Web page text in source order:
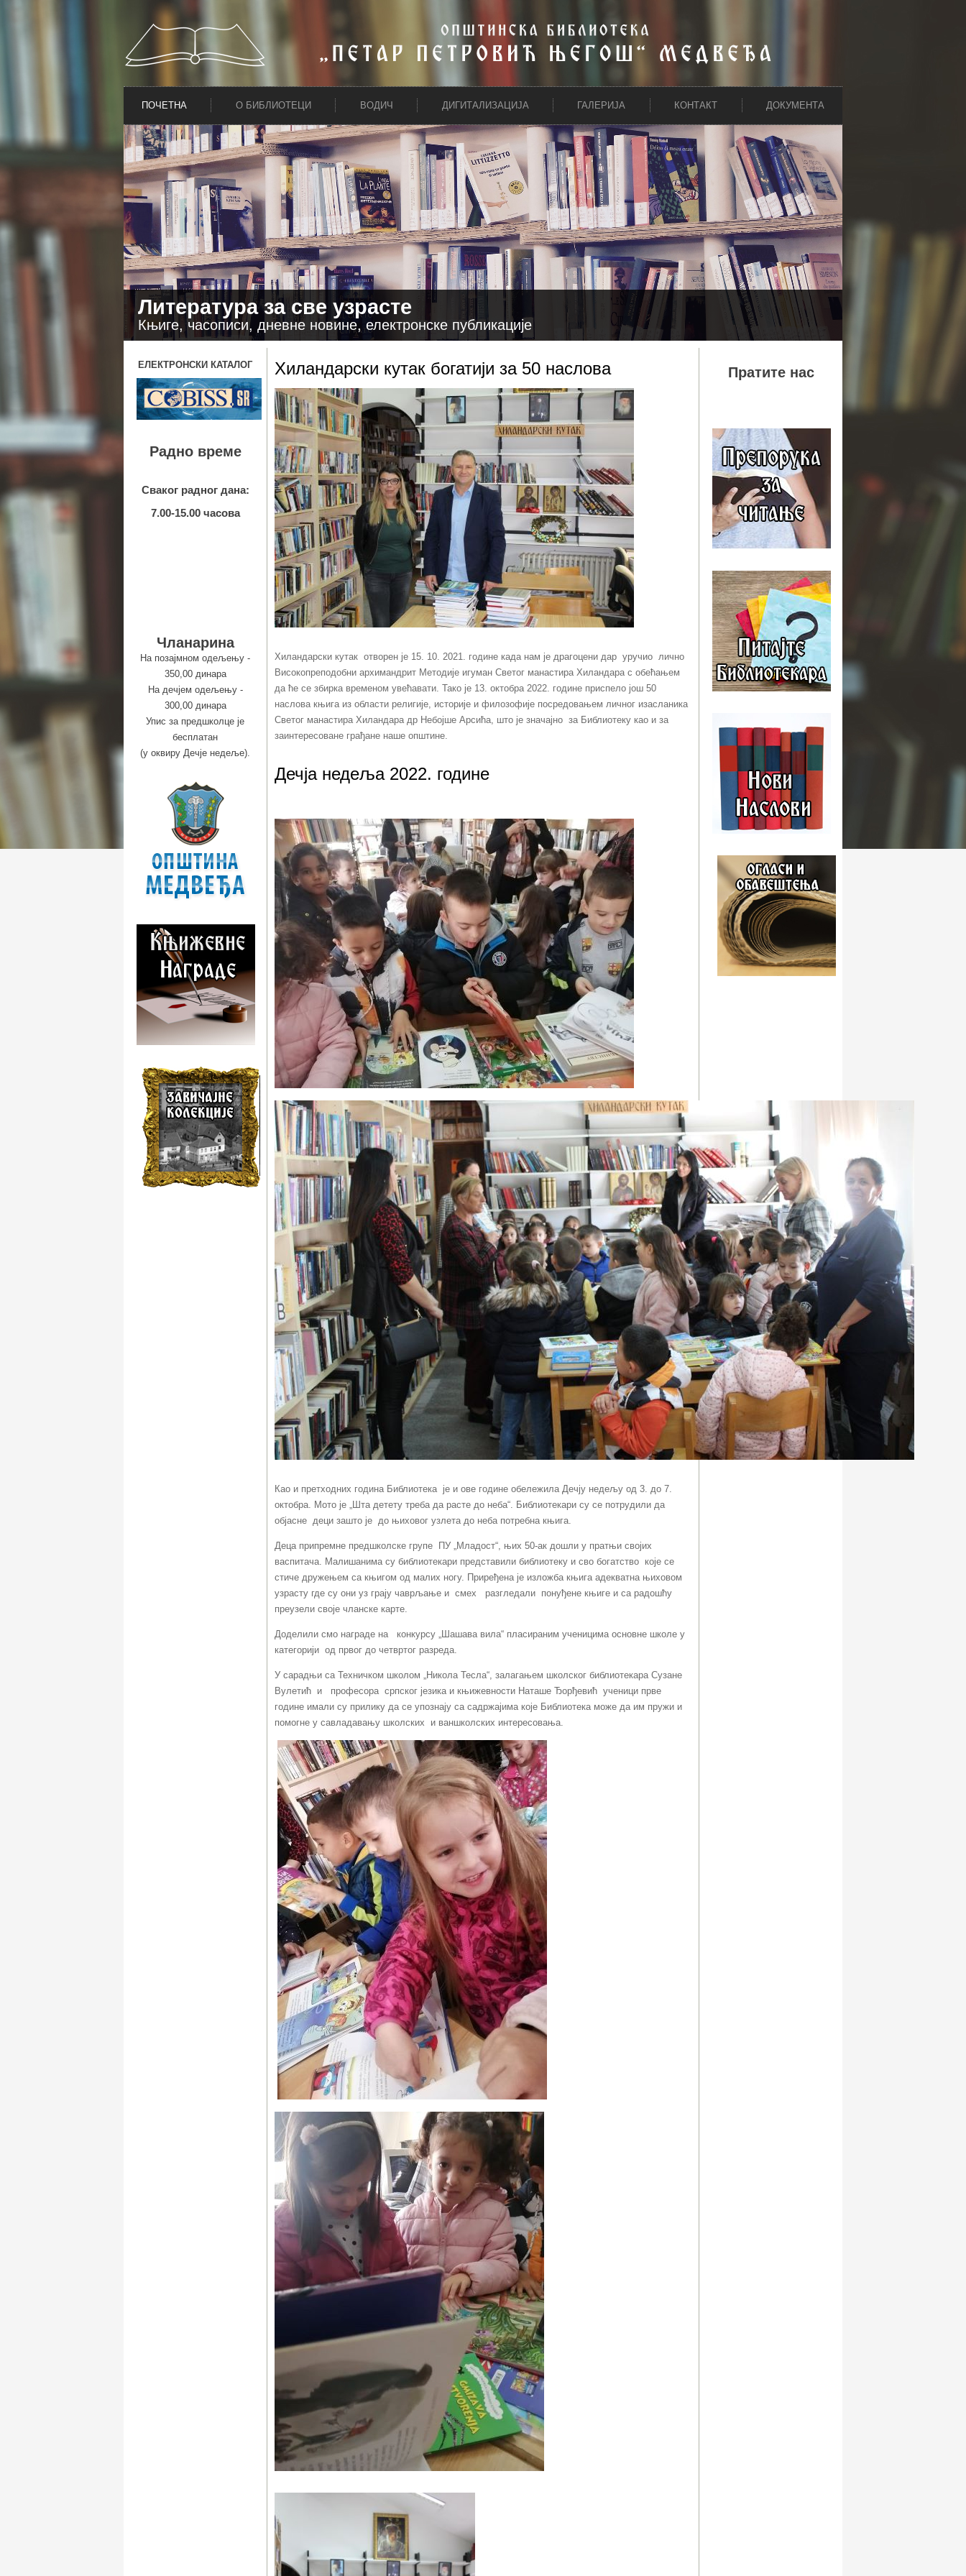
ПОЧЕТНА О БИБЛИОТЕЦИ ВОДИЧ ДИГИТАЛИЗАЦИЈА ГАЛЕРИЈА КОНТАКТ ДОКУМЕНТА
Литература за све узрасте
Књиге, часописи, дневне новине, електронске публикације
ЕЛЕКТРОНСКИ КАТАЛОГ
Радно време
Сваког радног дана:
7.00-15.00 часова
Чланарина
На позајмном одељењу -
350,00 динара
На дечјем одељењу -
300,00 динара
Упис за предшколце је
бесплатан
(у оквиру Дечје недеље).
Хиландарски кутак богатији за 50 наслова
Хиландарски кутак отворен је 15. 10. 2021. године када нам је драгоцени дар уручио лично
Високопреподобни архимандрит Методије игуман Светог манастира Хиландара с обећањем
да ће се збирка временом увећавати. Тако је 13. октобра 2022. године приспело још 50
наслова књига из области религије, историје и филозофије посредовањем личног изасланика
Светог манастира Хиландара др Небојше Арсића, што је значајно за Библиотеку као и за
заинтересоване грађане наше општине.
Дечја недеља 2022. године
Као и претходних година Библиотека је и ове године обележила Дечју недељу од 3. до 7.
октобра. Мото је „Шта детету треба да расте до неба“. Библиотекари су се потрудили да
објасне деци зашто је до њиховог узлета до неба потребна књига.
Деца припремне предшколске групе
ПУ „Младост“, њих 50-ак дошли у пратњи својих
васпитача. Малишанима су библиотекари представили библиотеку и сво богатство које се
стиче дружењем са књигом од малих ногу. Приређена је изложба књига адекватна њиховом
узрасту где су они уз грају чаврљање и смех разгледали понуђене књиге и са радошћу
преузели своје чланске карте.
Доделили смо награде на
конкурсу „Шашава вила“ пласираним ученицима основне школе у
категорији од првог до четвртог разреда.
У сарадњи са Техничком школом „Никола Тесла“, залагањем школског библиотекара Сузане
Вулетић и професора српског језика и књижевности Наташе Ђорђевић ученици прве
године имали су прилику да се упознају са садржајима које Библиотека може да им пружи и
помогне у савладавању школских
и ваншколских интересовања.
Пратите нас